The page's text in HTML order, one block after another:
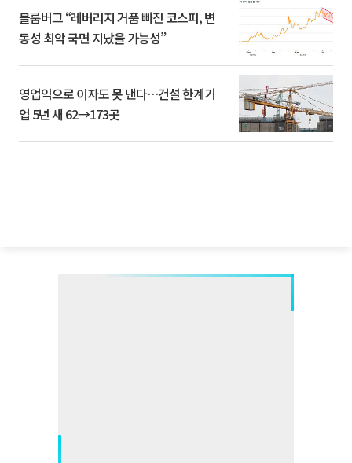
블룸버그 “레버리지 거품 빠진 코스피, 변
동성 최악 국면 지났을 가능성”
영업익으로 이자도 못 낸다…건설 한계기
업 5년 새 62→173곳